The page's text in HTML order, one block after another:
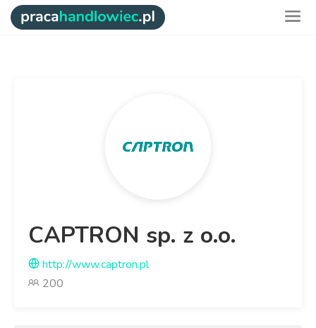
CAPTRON sp. z o.o.
http://www.captron.pl
200